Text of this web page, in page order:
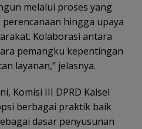
melalui proses yang
hingga upaya
Kolaborasi antara
pemangku kepentingan
layanan,” jelasnya.
Komisi III DPRD Kalsel
berbagai praktik baik
dasar penyusunan